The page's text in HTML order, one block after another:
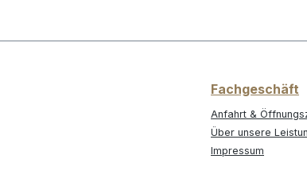
Fachgeschäft
Anfahrt &
Über unsere
Impressum